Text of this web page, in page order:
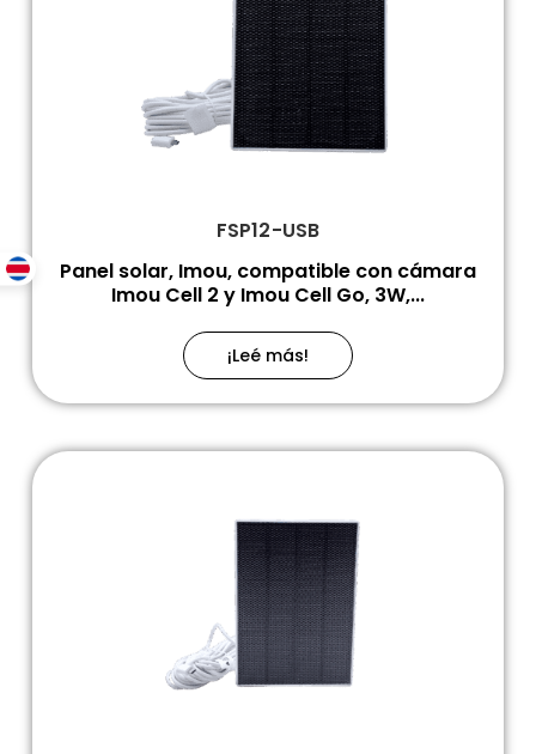
FSP12-USB
Panel solar, Imou, compatible con cámara
Imou Cell 2 y Imou Cell Go, 3W,...
¡Leé más!